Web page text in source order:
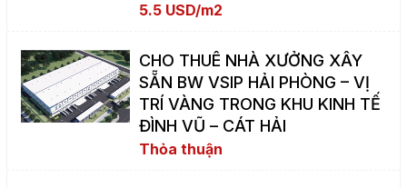
5.5 USD/m2
CHO THUÊ NHÀ XƯỞNG XÂY
SẴN BW VSIP HẢI PHÒNG – VỊ
TRÍ VÀNG TRONG KHU KINH TẾ
ĐÌNH VŨ – CÁT HẢI
Thỏa thuận